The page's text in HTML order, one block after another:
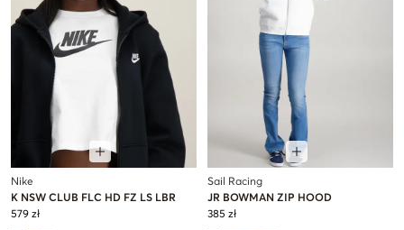
Nike
K NSW CLUB FLC HD FZ LS LBR
579 zł
Sail Racing
JR BOWMAN ZIP HOOD
385 zł